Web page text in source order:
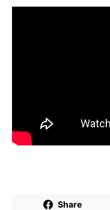
Share